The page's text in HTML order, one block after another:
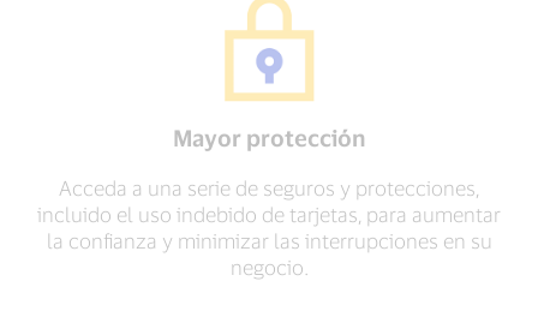
Mayor protección
Acceda a una serie de seguros y protecciones,
incluido el uso indebido de tarjetas, para aumentar
la confianza y minimizar las interrupciones en su
negocio.